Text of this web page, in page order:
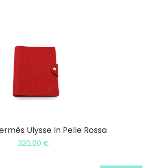
Ulysse In Pelle Rossa
320,00 €